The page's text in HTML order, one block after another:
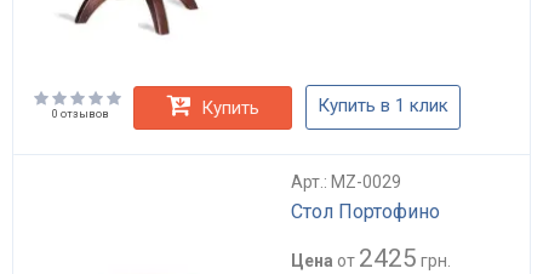
0 отзывов Купить Купить в 1 клик
Арт.: MZ-0029
Стол Портофино
Цена от 2425 грн.